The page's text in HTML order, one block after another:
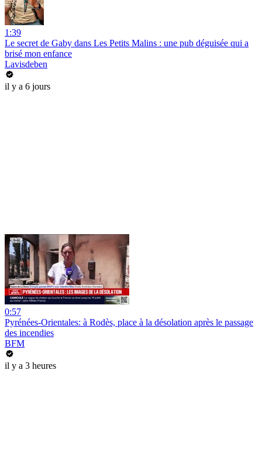
1:39
Le secret de Gaby dans Les Petits Malins : une pub déguisée qui a
brisé mon enfance
Lavisdeben
il y a 6 jours
0:57
Pyrénées-Orientales: à Rodès, place à la désolation après le passage
des incendies
BFM
il y a 3 heures